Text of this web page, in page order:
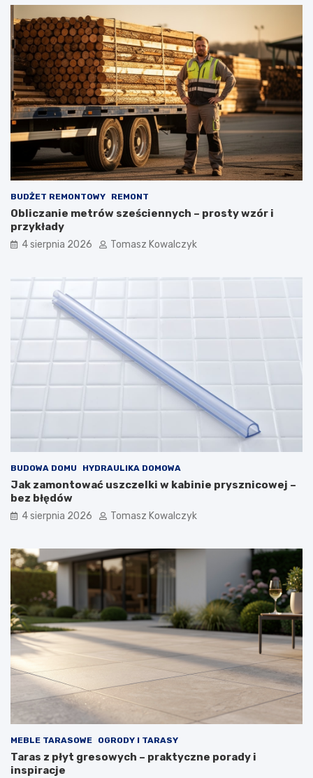
BUDŻET REMONTOWY REMONT
Obliczanie metrów sześciennych – prosty wzór i
przykłady
4 sierpnia 2026 Tomasz Kowalczyk
BUDOWA DOMU HYDRAULIKA DOMOWA
Jak zamontować uszczelki w kabinie prysznicowej –
bez błędów
4 sierpnia 2026 Tomasz Kowalczyk
MEBLE TARASOWE OGRODY I TARASY
Taras z płyt gresowych – praktyczne porady i
inspiracje